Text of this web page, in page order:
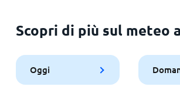
Scopri di più sul meteo
Oggi